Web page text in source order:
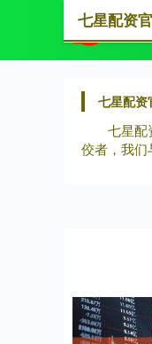
七星配资
七星配
佼者，我们
七星配资